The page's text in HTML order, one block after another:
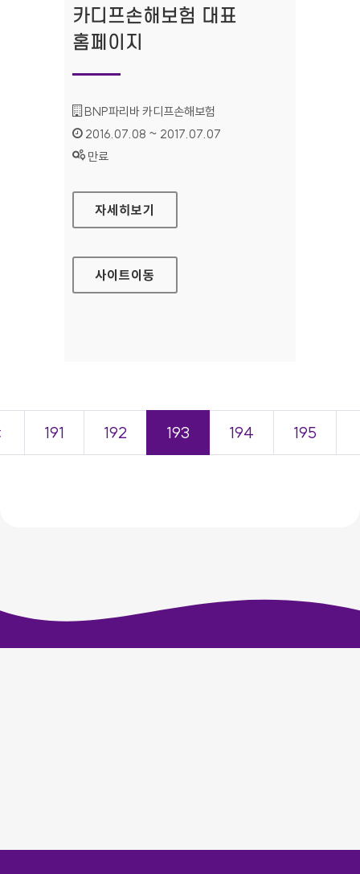
카디프손해보험 대표
홈페이지
기관명 :
BNP파리바 카디프손해보험
인증기간 :
2016.07.08 ~ 2017.07.07
상태 :
만료
카디프손해보험 대표 홈페이지
자세히보기
사이트이동
191 192 193 194 195